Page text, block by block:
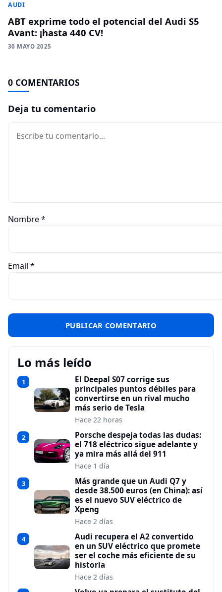
AUDI
ABT exprime todo el potencial del Audi S5
Avant: ¡hasta 440 CV!
30 MAYO 2025
0 COMENTARIOS
Deja tu comentario
Comentario
Nombre*
Email *
Lo más leído
1
El Deepal S07 corrige sus
principales puntos débiles para
convertirse en un rival mucho
más serio de Tesla
Hace 22 horas
2
Porsche despeja todas las dudas:
el 718 eléctrico sigue adelante y
ya mira más allá del 911
Hace 1 día
3
Más grande que un Audi Q7 y
desde 38.500 euros (en China): así
es el nuevo SUV eléctrico de
Xpeng
Hace 2 días
4
Audi recupera el A2 convertido
en un SUV eléctrico que promete
ser el coche más eficiente de su
historia
Hace 2 días